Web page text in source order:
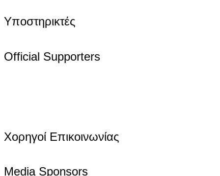
Υποστηρικτές
Official Supporters
Χορηγοί Επικοινωνίας
Media Sponsors